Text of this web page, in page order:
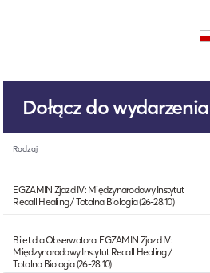
Dołącz do wydarzenia
Rodzaj
EGZAMIN Zjazd IV: Międzynarodowy Instytut
Recall Healing / Totalna Biologia (26-28.10)
Bilet dla Obserwatora. EGZAMIN Zjazd IV:
Międzynarodowy Instytut Recall Healing /
Totalna Biologia (26-28.10)